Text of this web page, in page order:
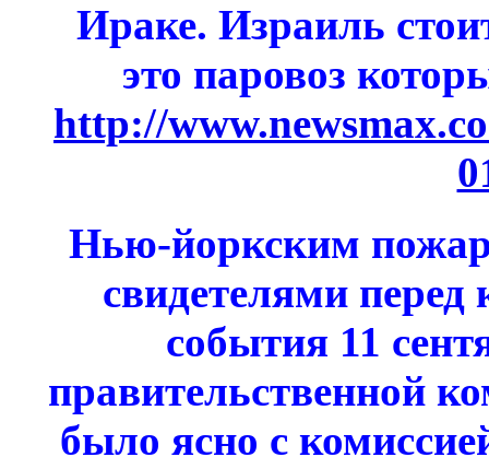
Ираке. Израиль
это паровоз
http://
Нью-йоркским
свидетелями
события 11
правительственной
было ясно с